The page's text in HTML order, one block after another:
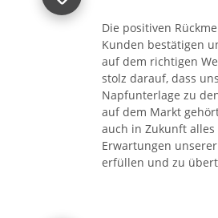
Die positiven
Kunden bestätigen
auf dem richtigen
stolz darauf, dass
Napfunterlage zu
auf dem Markt
auch in Zukunft
Erwartungen
erfüllen und zu